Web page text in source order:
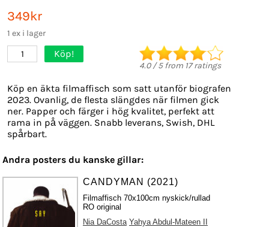
349kr
1 ex i lager
1 Köp!
4.0/5from 17ratings
Köp en äkta filmaffisch som satt utanför biografen
2023. Ovanlig, de flesta slängdes när filmen gick
ner. Papper och färger i hög kvalitet, perfekt att
rama in på väggen. Snabb leverans, Swish, DHL
spårbart.
Andra posters du kanske gillar:
CANDYMAN (2021)
Filmaffisch 70x100cm nyskick/rullad
RO original
Nia DaCosta Yahya Abdul-Mateen II